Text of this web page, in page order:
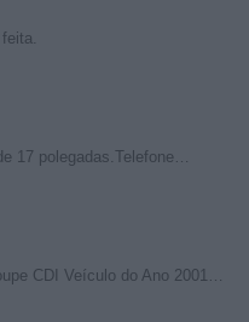
17 polegadas.Telefone…
CDI Veículo do Ano 2001…